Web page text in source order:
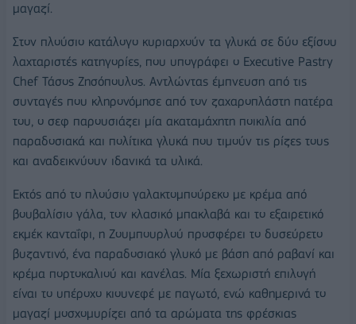
μαγαζί.
Στον πλούσιο κατάλογο κυριαρχούν τα γλυκά σε δύο εξίσου
λαχταριστές κατηγορίες, που υπογράφει ο Executive Pastry
Chef Τάσος Ζησόπουλος. Αντλώντας έμπνευση από τις
συνταγές που κληρονόμησε από τον ζαχαροπλάστη πατέρα
του, ο σεφ παρουσιάζει μία ακαταμάχητη ποικιλία από
παραδοσιακά και πολίτικα γλυκά που τιμούν τις ρίζες τους
και αναδεικνύουν ιδανικά τα υλικά.
Εκτός από το πλούσιο γαλακτομπούρεκο με κρέμα από
βουβαλίσιο γάλα, τον κλασικό μπακλαβά και το εξαιρετικό
εκμέκ κανταΐφι, η Ζουμπουρλού προσφέρει το δυσεύρετο
βυζαντινό, ένα παραδοσιακό γλυκό με βάση από ραβανί και
κρέμα πορτοκαλιού και κανέλας. Μία ξεχωριστή επιλογή
είναι το υπέροχο κιουνεφέ με παγωτό, ενώ καθημερινά το
μαγαζί μοσχομυρίζει από τα αρώματα της φρέσκιας